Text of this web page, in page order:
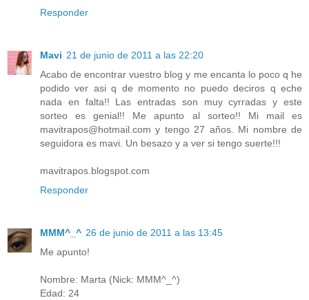
Responder
Mavi 21 de junio de 2011 a las 22:20
Acabo de encontrar vuestro blog y me encanta lo poco q he
podido ver asi q de momento no puedo deciros q eche
nada en falta!! Las entradas son muy cyrradas y este
sorteo es genial!! Me apunto al sorteo!! Mi mail es
mavitrapos@hotmail.com y tengo 27 años. Mi nombre de
seguidora es mavi. Un besazo y a ver si tengo suerte!!!
mavitrapos.blogspot.com
Responder
MMM^_^ 26 de junio de 2011 a las 13:45
Me apunto!
Nombre: Marta (Nick: MMM^_^)
Edad: 24